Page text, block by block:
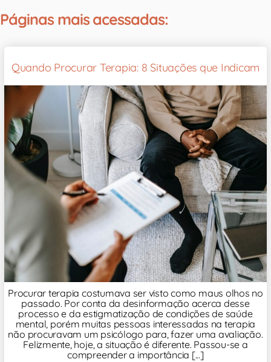
Páginas mais acessadas:
Quando Procurar Terapia: 8 Situações que Indicam
Procurar terapia costumava ser visto como maus olhos no
passado. Por conta da desinformação acerca desse
processo e da estigmatização de condições de saúde
mental, porém muitas pessoas interessadas na terapia
não procuravam um psicólogo para, fazer uma avaliação.
Felizmente, hoje, a situação é diferente. Passou-se a
compreender a importância [...]